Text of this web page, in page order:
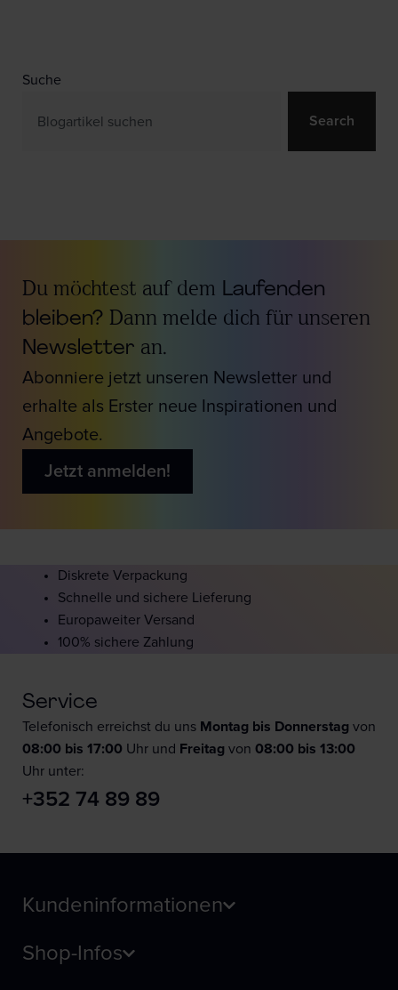
Suche
Search
Du möchtest auf dem Laufenden
bleiben? Dann melde dich für unseren
Newsletter an.
Abonniere jetzt unseren Newsletter und
erhalte als Erster neue Inspirationen und
Angebote.
Jetzt anmelden!
Diskrete Verpackung
Schnelle und sichere Lieferung
Europaweiter Versand
100% sichere Zahlung
Service
Telefonisch erreichst du uns Montag bis Donnerstag von
08:00 bis 17:00 Uhr und Freitag von 08:00 bis 13:00
Uhr unter:
+352 74 89 89
Kundeninformationen
Shop-Infos